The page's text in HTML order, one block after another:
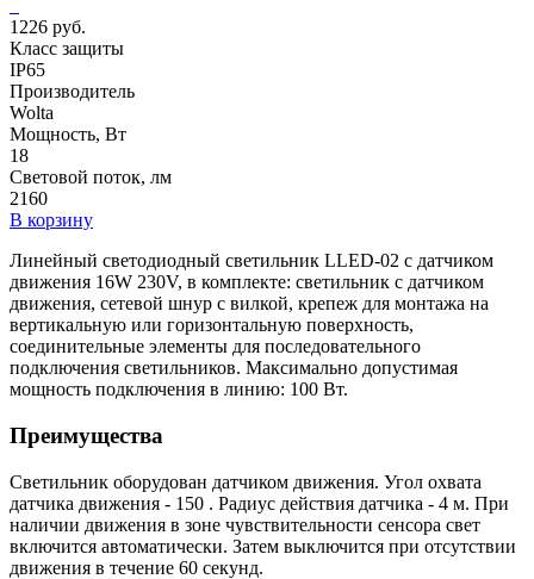
1226 руб.
Класс защиты
IP65
Производитель
Wolta
Мощность, Вт
18
Световой поток, лм
2160
В корзину
Линейный светодиодный светильник LLED-02 с датчиком
движения 16W 230V, в комплекте: светильник с датчиком
движения, сетевой шнур с вилкой, крепеж для монтажа на
вертикальную или горизонтальную поверхность,
соединительные элементы для последовательного
подключения светильников. Максимально допустимая
мощность подключения в линию: 100 Вт.
Преимущества
Светильник оборудован датчиком движения. Угол охвата
датчика движения - 150 . Радиус действия датчика - 4 м. При
наличии движения в зоне чувствительности сенсора свет
включится автоматически. Затем выключится при отсутствии
движения в течение 60 секунд.